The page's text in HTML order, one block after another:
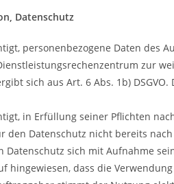
Datenschutz
personenbezogene Daten des
zur
sich aus Art. 6 Abs. 1b)
in Erfüllung seiner Pflichten
den Datenschutz nicht bereits
Datenschutz sich mit Aufnahme
hingewiesen, dass die